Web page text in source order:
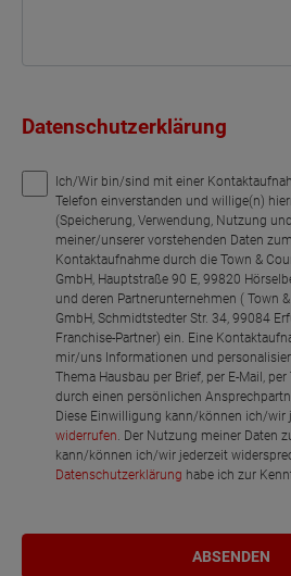
Datenschutzerklärung
Ich/Wir bin/sind mit einer
Telefon einverstanden und willige(n)
(Speicherung, Verwendung, Nutzung
meiner/unserer vorstehenden Daten
Kontaktaufnahme durch die Town &
GmbH, Hauptstraße 90 E, 99820
und deren Partnerunternehmen ( Town
GmbH, Schmidtstedter Str. 34, 99084
Franchise-Partner) ein. Eine
mir/uns Informationen und
Thema Hausbau per Brief, per E-Mail,
durch einen persönlichen
Diese Einwilligung kann/können ich/wir
widerrufen . Der Nutzung meiner Daten
kann/können ich/wir jederzeit
Datenschutzerklärung habe ich zur